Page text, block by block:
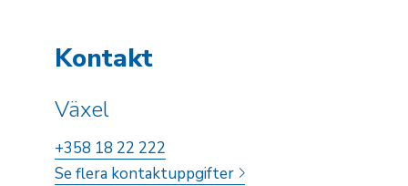
Kontakt
Växel
+358 18 22 222
Se flera kontaktuppgifter